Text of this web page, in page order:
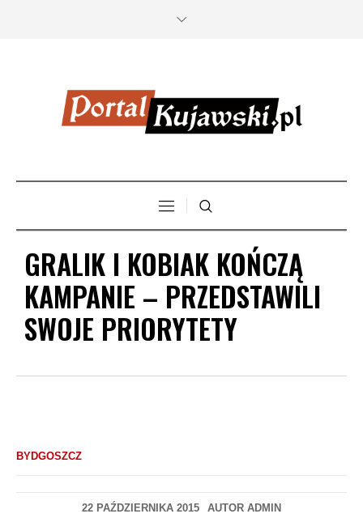
GRALIK I KOBIAK KOŃCZĄ
KAMPANIE – PRZEDSTAWILI
SWOJE PRIORYTETY
BYDGOSZCZ
22 PAŹDZIERNIKA 2015 AUTOR ADMIN